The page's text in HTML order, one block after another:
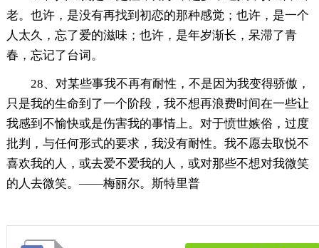
老。也许，是没有再找到初恋的那种感觉；也许，是一个
人太久，忘了爱的滋味；也许，是年岁渐长，呆滞了青
春，忘记了台词。
28、对某些事我不再有耐性，不是因为我变得骄傲，
只是我的生命到了一个阶段，我不想再浪费时间在一些让
我感到不愉快或是伤害我的事情上。对于愤世嫉俗，过度
批判，与任何形式的要求，我没有耐性。我不愿去取悦不
喜欢我的人，或去爱不爱我的人，或对那些不想对我微笑
的人去微笑。——梅丽尔。斯特里普